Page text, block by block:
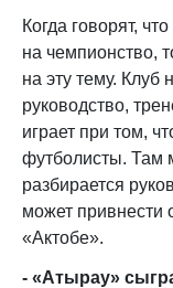
Когда говорят,
на чемпионство,
на эту тему. Клуб
руководство,
играет при том,
футболисты. Там
разбирается
может
«Актобе».
- «Атырау»